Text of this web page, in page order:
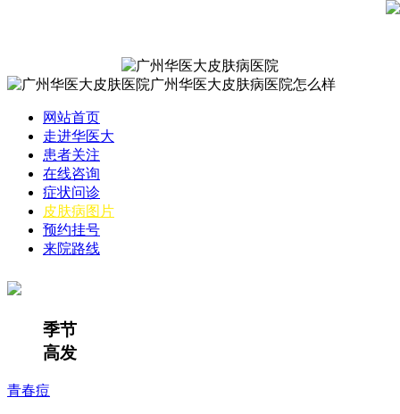
网站首页
走进华医大
患者关注
在线咨询
症状问诊
皮肤病图片
预约挂号
来院路线
季节
高发
青春痘